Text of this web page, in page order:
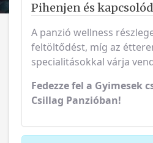
Pihenjen és
A panzió wellness
feltöltődést, míg az
specialitásokkal várja
Fedezze fel a Gyimesek
Csillag Panzióban!